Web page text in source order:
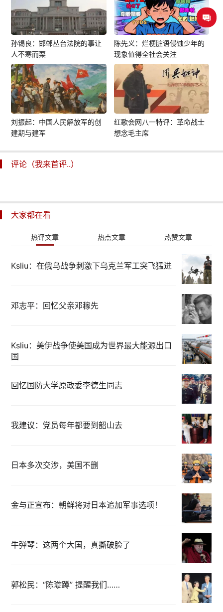
孙锡良：邯郸丛台法院的事让
人不寒而栗
陈先义：烂梗脏语侵蚀少年的
现象值得全社会关注
刘振起：中国人民解放军的创
建期与建军
红歌会网八一特评：革命战士
想念毛主席
评论（我来首评..）
大家都在看
热评文章 热点文章 热赞文章
Ksliu：在俄乌战争刺激下乌克兰军工突飞猛进
邓志平：回忆父亲邓稼先
Ksliu：美伊战争使美国成为世界最大能源出口
国
回忆国防大学原政委李德生同志
我建议：党员每年都要到韶山去
日本多次交涉，美国不删
金与正宣布：朝鲜将对日本追加军事选项！
牛弹琴：这两个大国，真撕破脸了
郭松民：“陈璇蹲” 提醒我们……